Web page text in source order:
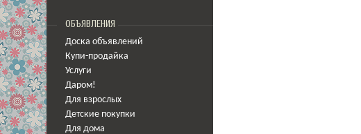
ОБЪЯВЛЕНИЯ
Доска объявлений
Купи-продайка
Услуги
Даром!
Для взрослых
Детские покупки
Для дома